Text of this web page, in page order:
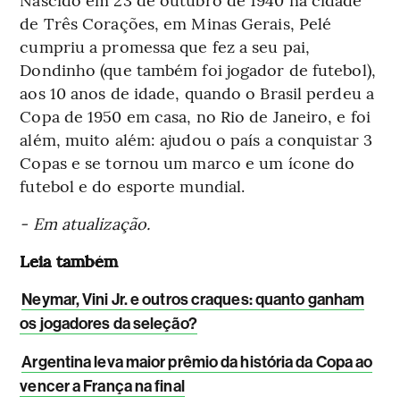
de Três Corações, em Minas Gerais, Pelé
cumpriu a promessa que fez a seu pai,
Dondinho (que também foi jogador de futebol),
aos 10 anos de idade, quando o Brasil perdeu a
Copa de 1950 em casa, no Rio de Janeiro, e foi
além, muito além: ajudou o país a conquistar 3
Copas e se tornou um marco e um ícone do
futebol e do esporte mundial.
- Em atualização.
Leia também
Neymar, Vini Jr. e outros craques: quanto ganham
os jogadores da seleção?
Argentina leva maior prêmio da história da Copa ao
vencer a França na final